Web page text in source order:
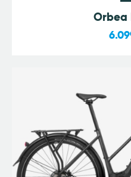
Orbea